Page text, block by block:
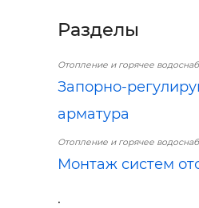
Разделы
Отопление и горячее
Запорно-
арматура
Отопление и горячее
Монтаж систем
.